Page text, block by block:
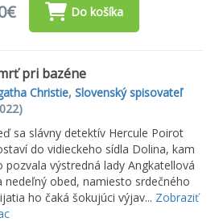
Do košíka
pri bazéne
Christie, Slovenský spisovateľ
sa slávny detektív Hercule Poirot
do vidieckeho sídla Dolina, kam
pozvala výstredná lady Angkatellová
nedeľný obed, namiesto srdečného
ho čaká šokujúci výjav... Zobraziť